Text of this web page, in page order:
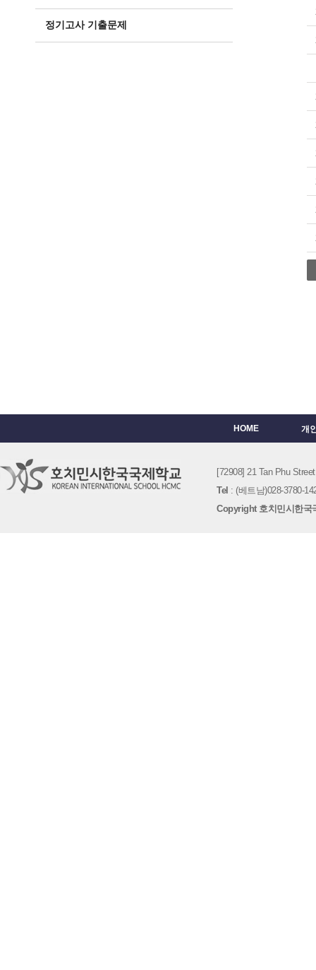
정기고사 기출문제
HOME 개
[72908] 21 Tan Phu
Tel : (베트남)028-3780-
Copyright 호치민시한국